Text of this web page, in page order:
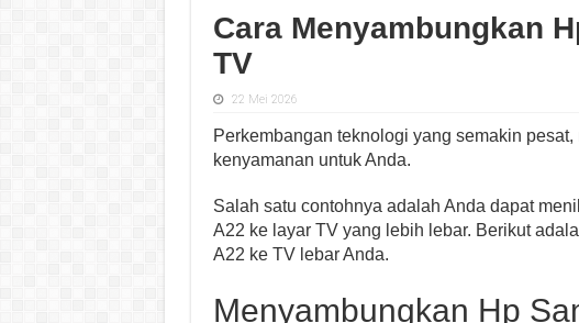
Cara Menyambungkan
TV
22 Mei 2026
Perkembangan teknologi yang semakin
kenyamanan untuk Anda.
Salah satu contohnya adalah Anda dapat
A22 ke layar TV yang lebih lebar. Berikut
A22 ke TV lebar Anda.
Menyambungkan Hp